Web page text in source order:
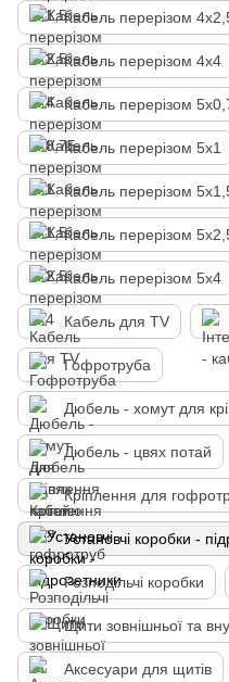
Кабель перерізом
Кабель перерізом 4х4
Кабель перерізом
Кабель перерізом 5х1
Кабель перерізом
Кабель перерізом
Кабель перерізом 5х4
Кабель для TV
Гофротруба
Дюбель - хомут для
Дюбель - цвях потай
Кріплення для
Установчі коробки -
Розподільчі коробки
Щити зовнішньої та
Аксесуари для щитів